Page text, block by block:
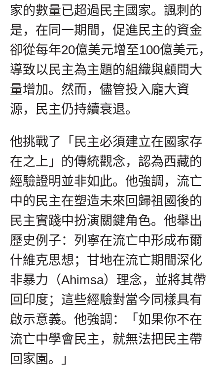
家的數量已超過民主國家。諷刺的
是，在同一期間，促進民主的資金
卻從每年20億美元增至100億美元，
導致以民主為主題的組織與顧問大
量增加。然而，儘管投入龐大資
源，民主仍持續衰退。
他挑戰了「民主必須建立在國家存
在之上」的傳統觀念，認為西藏的
經驗證明並非如此。他強調，流亡
中的民主在塑造未來回歸祖國後的
民主實踐中扮演關鍵角色。他舉出
歷史例子：列寧在流亡中形成布爾
什維克思想；甘地在流亡期間深化
非暴力（Ahimsa）理念，並將其帶
回印度；這些經驗對當今同樣具有
啟示意義。他強調：「如果你不在
流亡中學會民主，就無法把民主帶
回家園。」